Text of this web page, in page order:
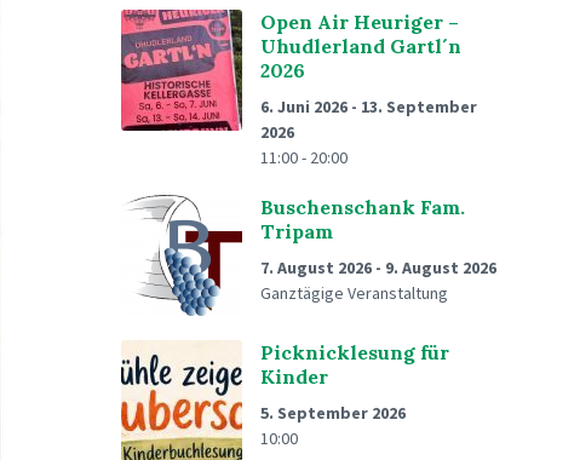
Open Air Heuriger –
Uhudlerland Gartl´n
2026
6. Juni 2026 - 13. September
2026
11:00 - 20:00
Buschenschank Fam.
Tripam
7. August 2026 - 9. August 2026
Ganztägige Veranstaltung
Picknicklesung für
Kinder
5. September 2026
10:00